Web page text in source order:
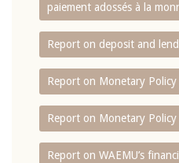
paiement adossés à la
Report on deposit and
Report on Monetary Policy
Report on Monetary Policy
Report on WAEMU’s